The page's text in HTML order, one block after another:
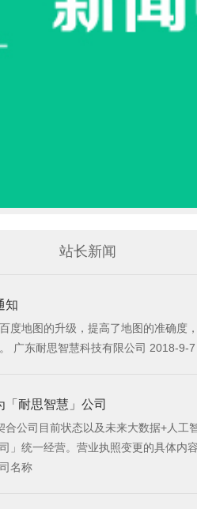
站长新闻
知
显示的，需要重新发布网站。 广东耐思智慧科技有限公司 2018-9-7
「耐思智慧」公司
合公司目前状态以及未来大数据+人
照变更的具体内容如下： 变更前名称：广东耐思尼克信息技术有限
名称